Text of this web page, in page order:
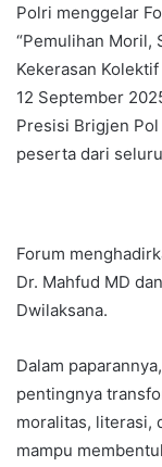
Polri menggelar
“Pemulihan Moril,
Kekerasan
12 September
Presisi Brigjen
peserta dari
Forum
Dr. Mahfud MD
Dwilaksana.
Dalam
pentingnya
moralitas, literasi,
mampu